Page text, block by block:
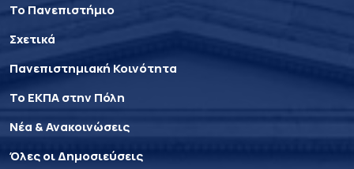
Το Πανεπιστήμιο
Σχετικά
Πανεπιστημιακή Κοινότητα
Το ΕΚΠΑ στην Πόλη
Νέα & Ανακοινώσεις
Όλες οι Δημοσιεύσεις